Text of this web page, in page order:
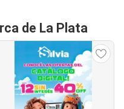
de La Plata